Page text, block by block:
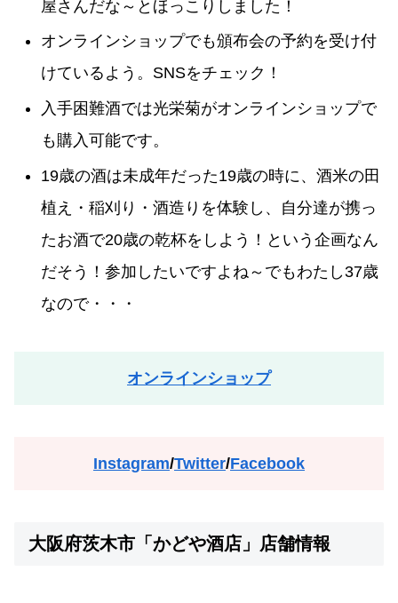
屋さんだな～とほっこりしました！
オンラインショップでも頒布会の予約を受け付
けているよう。SNSをチェック！
入手困難酒では光栄菊がオンラインショップで
も購入可能です。
19歳の酒は未成年だった19歳の時に、酒米の田
植え・稲刈り・酒造りを体験し、自分達が携っ
たお酒で20歳の乾杯をしよう！という企画なん
だそう！参加したいですよね～でもわたし37歳
なので・・・
オンラインショップ
Instagram/Twitter/Facebook
大阪府茨木市「かどや酒店」店舗情報